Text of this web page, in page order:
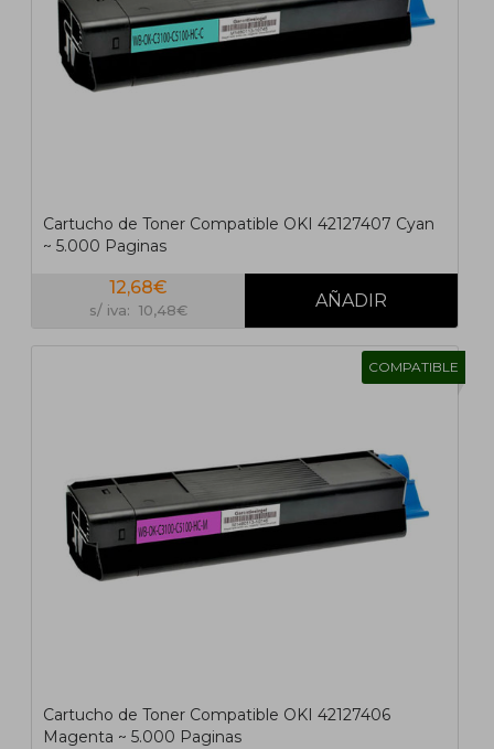
Cartucho de Toner Compatible OKI 42127407 Cyan
~ 5.000 Paginas
12,68€
s/ iva: 10,48€
COMPATIBLE
Cartucho de Toner Compatible OKI 42127406
Magenta ~ 5.000 Paginas